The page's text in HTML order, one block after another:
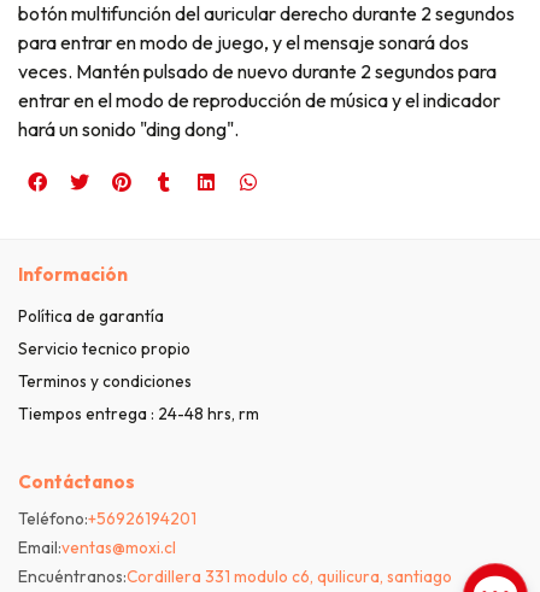
botón multifunción del auricular derecho durante 2 segundos
para entrar en modo de juego, y el mensaje sonará dos
veces. Mantén pulsado de nuevo durante 2 segundos para
entrar en el modo de reproducción de música y el indicador
hará un sonido "ding dong".
Información
Política de garantía
Servicio tecnico propio
Terminos y condiciones
Tiempos entrega : 24-48 hrs, rm
Contáctanos
Teléfono:+56926194201
Email:ventas@moxi.cl
Encuéntranos:Cordillera 331 modulo c6, quilicura, santiago